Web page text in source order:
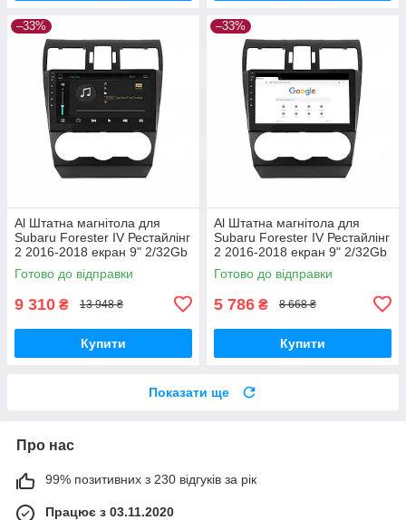
–33%
Al Штатна магнітола для
Subaru Forester IV Рестайлінг
2 2016-2018 екран 9" 2/32Gb
4G Wi-Fi GPS Top Android
Готово до відправки
9 310 ₴ 13 948 ₴
Купити
–33%
Al Штатна магнітола для
Subaru Forester IV Рестайлінг
2 2016-2018 екран 9" 2/32Gb
Wi-Fi GPS Base Android
Готово до відправки
5 786 ₴ 8 668 ₴
Купити
Показати ще
Про нас
99% позитивних з 230 відгуків за рік
Працює з 03.11.2020